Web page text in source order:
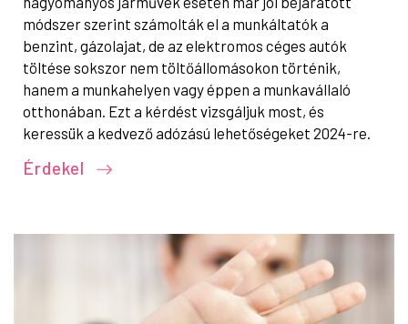
módszer szerint számolták el a munkáltatók a
benzint, gázolajat, de az elektromos céges autók
töltése sokszor nem töltőállomásokon történik,
hanem a munkahelyen vagy éppen a munkavállaló
otthonában. Ezt a kérdést vizsgáljuk most, és
keressük a kedvező adózású lehetőségeket 2024-re.
Érdekel